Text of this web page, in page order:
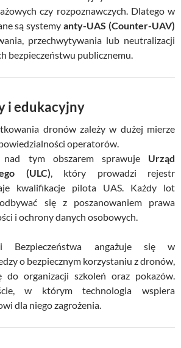
czy rozpoznawczych. Dlatego w
są systemyanty-UAS (Counter-UAV)
przechwytywania lub neutralizacji
bezpieczeństwu publicznemu.
i edukacyjny
dronów zależy w dużej mierze
operatorów.
tym obszarem sprawuje Urząd
(ULC), który prowadzi rejestr
kwalifikacje pilota UAS. Każdy lot
się z poszanowaniem prawa
i ochrony danych osobowych.
Bezpieczeństwa angażuje się w
o bezpiecznym korzystaniu z dronów,
do organizacji szkoleń oraz pokazów.
w którym technologia wspiera
dla niego zagrożenia.